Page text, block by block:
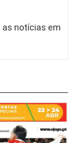
as notícias em